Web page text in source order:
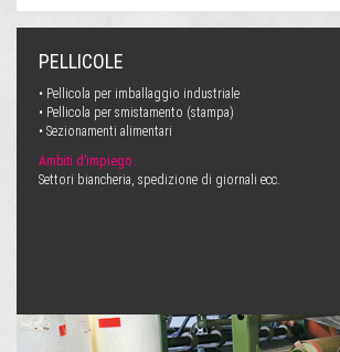
PELLICOLE
• Pellicola per imballaggio industriale
• Pellicola per smistamento (stampa)
• Sezionamenti alimentari
Ambiti d’impiego :
Settori biancheria, spedizione di giornali ecc.